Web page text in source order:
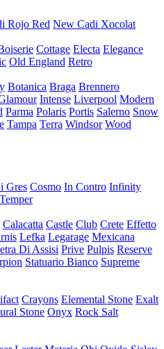
Rojo Red New Cadi Xocolat
Cottage Electa Elegance
Old England Retro
Botanica Braga Brennero
Intense Liverpool Modern
Parma Polaris Portis Salerno Snow
Tampa Terra Windsor Wood
Gres Cosmo In Contro Infinity
Temper
Calacatta Castle Club Crete Effetto
Lefka Legarage Mexicana
Di Assisi Prive Pulpis Reserve
Statuario Bianco Supreme
Crayons Elemental Stone Exalt
Stone Onyx Rock Salt